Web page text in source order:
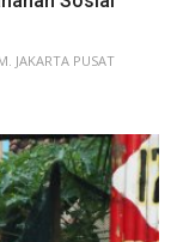
JAKARTA PUSAT